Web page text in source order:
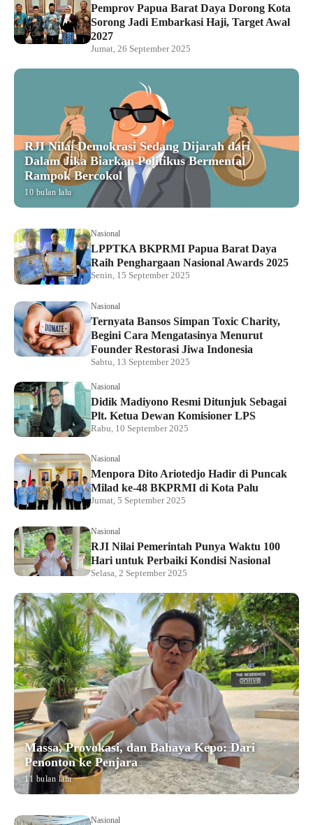
Pemprov Papua Barat Daya Dorong Kota
Sorong Jadi Embarkasi Haji, Target Awal
2027
Jumat, 26 September 2025
RJI Nilai Demokrasi Sedang Dijarah dari
Dalam Jika Biarkan Politikus Bermental
Rampok Bercokol
10 bulan lalu
Nasional
LPPTKA BKPRMI Papua Barat Daya
Raih Penghargaan Nasional Awards 2025
Senin, 15 September 2025
Nasional
Ternyata Bansos Simpan Toxic Charity,
Begini Cara Mengatasinya Menurut
Founder Restorasi Jiwa Indonesia
Sabtu, 13 September 2025
Nasional
Didik Madiyono Resmi Ditunjuk Sebagai
Plt. Ketua Dewan Komisioner LPS
Rabu, 10 September 2025
Nasional
Menpora Dito Ariotedjo Hadir di Puncak
Milad ke-48 BKPRMI di Kota Palu
Jumat, 5 September 2025
Nasional
RJI Nilai Pemerintah Punya Waktu 100
Hari untuk Perbaiki Kondisi Nasional
Selasa, 2 September 2025
Massa, Provokasi, dan Bahaya Kepo: Dari
Penonton ke Penjara
11 bulan lalu
Nasional